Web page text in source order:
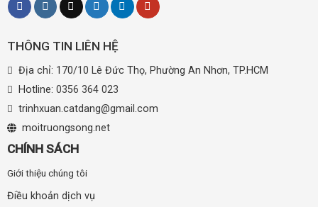
THÔNG TIN LIÊN HỆ
Địa chỉ: 170/10 Lê Đức Thọ, Phường An Nhơn, TP.HCM
Hotline: 0356 364 023
trinhxuan.catdang@gmail.com
moitruongsong.net
CHÍNH SÁCH
Giới thiệu chúng tôi
Điều khoản dịch vụ